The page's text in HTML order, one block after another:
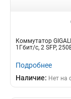
Коммутатор
1Гбит/с, 2 SFP,
Подробнее
Наличие: Нет на